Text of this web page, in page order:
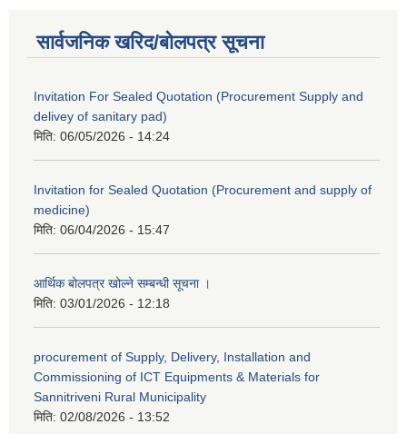
सार्वजनिक खरिद/बोलपत्र सूचना
Invitation For Sealed Quotation (Procurement Supply and
delivey of sanitary pad)
मिति: 06/05/2026 - 14:24
Invitation for Sealed Quotation (Procurement and supply of
medicine)
मिति: 06/04/2026 - 15:47
आर्थिक बोलपत्र खोल्ने सम्बन्धी सूचना ।
मिति: 03/01/2026 - 12:18
procurement of Supply, Delivery, Installation and
Commissioning of ICT Equipments & Materials for
Sannitriveni Rural Municipality
मिति: 02/08/2026 - 13:52